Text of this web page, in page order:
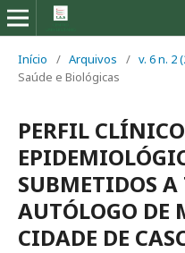
Início / Arquivos / v. 6 n. 2
Saúde e Biológicas
PERFIL
SUBMETIDOS
AUTÓLOGO DE
CIDADE DE